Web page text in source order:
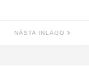
NÄSTA INLÄGG